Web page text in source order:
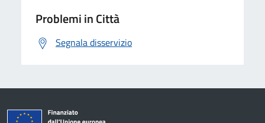
Problemi in Città
Segnala disservizio